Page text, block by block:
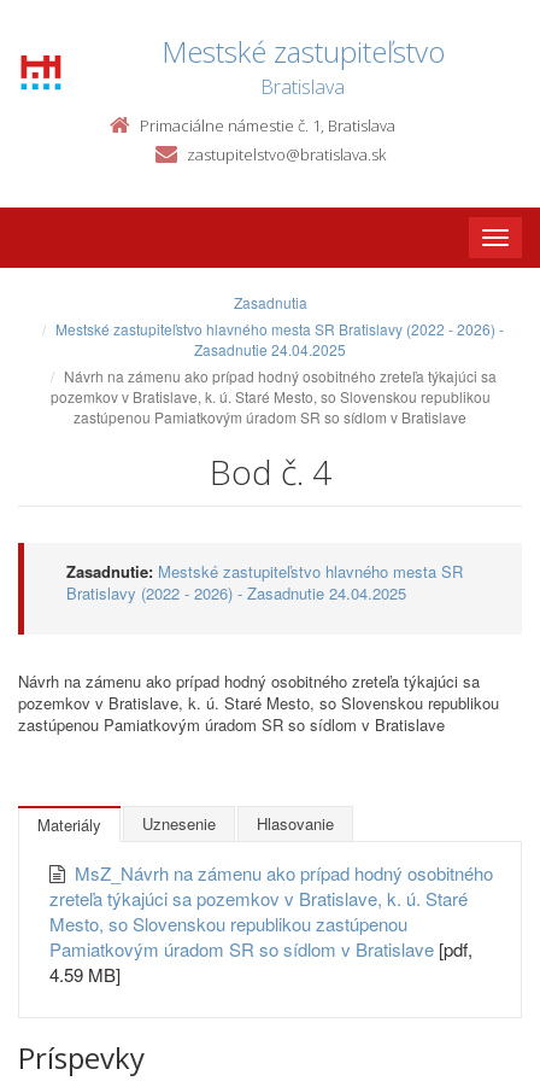
Mestské zastupiteľstvo
Bratislava
Primaciálne námestie č. 1, Bratislava
zastupitelstvo@bratislava.sk
Toggle
Zasadnutia
Mestské zastupiteľstvo hlavného mesta SR Bratislavy (2022 - 2026) -
Zasadnutie 24.04.2025
Návrh na zámenu ako prípad hodný osobitného zreteľa týkajúci sa
pozemkov v Bratislave, k. ú. Staré Mesto, so Slovenskou republikou
zastúpenou Pamiatkovým úradom SR so sídlom v Bratislave
Bod č. 4
Zasadnutie: Mestské zastupiteľstvo hlavného mesta SR
Bratislavy (2022 - 2026) - Zasadnutie 24.04.2025
Návrh na zámenu ako prípad hodný osobitného zreteľa týkajúci sa
pozemkov v Bratislave, k. ú. Staré Mesto, so Slovenskou republikou
zastúpenou Pamiatkovým úradom SR so sídlom v Bratislave
Materiály Uznesenie Hlasovanie
MsZ_Návrh na zámenu ako prípad hodný osobitného
zreteľa týkajúci sa pozemkov v Bratislave, k. ú. Staré
Mesto, so Slovenskou republikou zastúpenou
Pamiatkovým úradom SR so sídlom v Bratislave [pdf,
4.59 MB]
Príspevky